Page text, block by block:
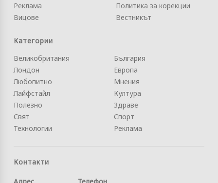
Реклама
Вицове
Политика за корекции
Вестникът
Категории
Великобритания
Лондон
Любопитно
Лайфстайл
Полезно
Свят
Технологии
България
Европа
Мнения
Култура
Здраве
Спорт
Реклама
Контакти